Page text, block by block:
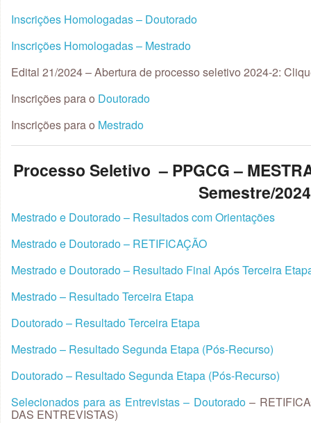
Inscrições Homologadas – Doutorado
Inscrições Homologadas – Mestrado
Edital 21/2024 – Abertura de processo seletivo 2024-2:
Inscrições para o Doutorado
Inscrições para o Mestrado
Processo Seletivo – PPGCG –
Semestre/2024
Mestrado e Doutorado – Resultados com Orientações
Mestrado e Doutorado – RETIFICAÇÃO
Mestrado e Doutorado – Resultado Final Após Terceira
Mestrado – Resultado Terceira Etapa
Doutorado – Resultado Terceira Etapa
Mestrado – Resultado Segunda Etapa (Pós-Recurso)
Doutorado – Resultado Segunda Etapa (Pós-Recurso)
Selecionados para as Entrevistas – Doutorado–
DAS ENTREVISTAS)